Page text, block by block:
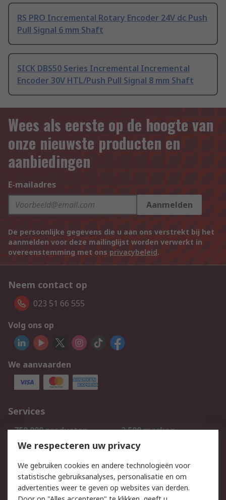
RS PRO Incremental Rotary Encoder 24V dc Push
Pull Signal 6 mm Shaft
SICK DBS50 Series Incremental Incremental
Encoder 30V HTL/Push Pull Signal 8 mm Shaft
Wees als eerste op de hoogte van
onze nieuwste producten en
aanbiedingen
E-mailadres
Aanmelden
De persoonlijke gegevens die u aan ons verstrekt bij het
aanmelden voor deze mailinglijst worden verwerkt in
overeenstemming met ons privacybeleid.
Neem contact op
023 51 66 555
Volg ons op
We aanvaarden
Services
750.000 producten
2.500 merken
Bestellen
Inkoopoplossingen
Track & Trace
We respecteren uw privacy
We gebruiken cookies en andere technologieën voor
statistische gebruiksanalyses, personalisatie en om
advertenties weer te geven op websites van derden.